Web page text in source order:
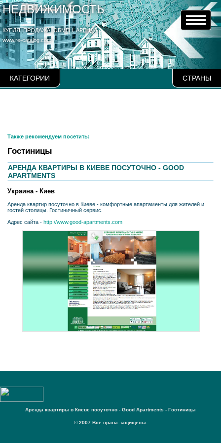
НЕДВИЖИМОСТЬ
КУПЛЯ, ПРОДАЖА, ОБМЕН, АРЕНДА
www.re-catalog.com
КАТЕГОРИИ СТРАНЫ
Также рекомендуем посетить:
Гостиницы
АРЕНДА КВАРТИРЫ В КИЕВЕ ПОСУТОЧНО - GOOD
APARTMENTS
Украина - Киев
Аренда квартир посуточно в Киеве - комфортные апартаменты для жителей и
гостей столицы. Гостиничный сервис.
Адрес сайта - http://www.good-apartments.com
Аренда квартиры в Киеве посуточно - Good Apartments - Гостиницы
© 2007 Все права защищены.